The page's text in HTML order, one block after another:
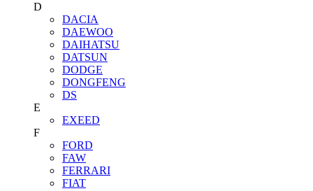
D
DACIA
DAEWOO
DAIHATSU
DATSUN
DODGE
DONGFENG
DS
E
EXEED
F
FORD
FAW
FERRARI
FIAT